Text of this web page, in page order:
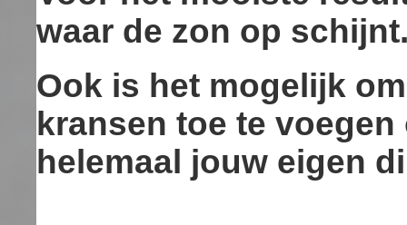
waar de zon op
Ook is het mogelijk
kransen toe te
helemaal jouw eigen